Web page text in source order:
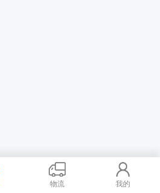
物流 我的